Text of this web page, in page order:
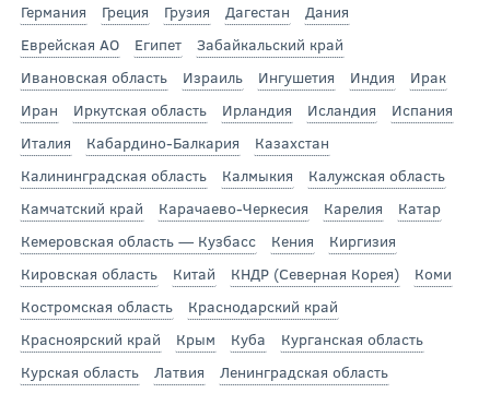
Германия
Греция Грузия Дагестан
Дания
Еврейская АО
Египет
Забайкальский край
Ивановская область
Израиль Ингушетия Индия
Ирак
Иран
Иркутская область Ирландия Исландия
Испания
Италия
Кабардино-Балкария
Казахстан
Калининградская область
Калмыкия
Калужская область
Камчатский край
Карачаево-Черкесия Карелия
Катар
Кемеровская область — Кузбасс
Кения
Киргизия
Кировская область
Китай КНДР (Северная Корея)
Коми
Костромская область
Краснодарский край
Красноярский край
Крым Куба
Курганская область
Курская область
Латвия
Ленинградская область